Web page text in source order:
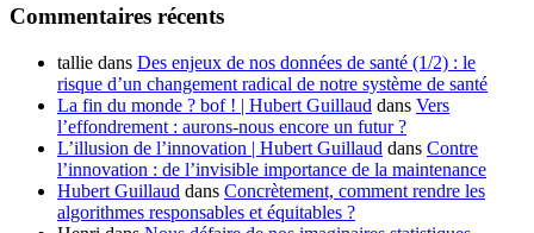
Commentaires récents
tallie dans Des enjeux de nos données de santé (1/2) : le
risque d’un changement radical de notre système de santé
La fin du monde ? bof ! | Hubert Guillaud dans Vers
l’effondrement : aurons-nous encore un futur ?
L’illusion de l’innovation | Hubert Guillaud dans Contre
l’innovation : de l’invisible importance de la maintenance
Hubert Guillaud dans Concrètement, comment rendre les
algorithmes responsables et équitables ?